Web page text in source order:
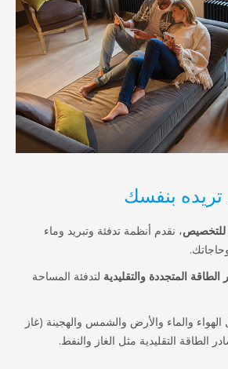
أنظمة تدفئة وتبريد وماء
والتقليديةلتدفئة المساحة
والأرض والشمس والهجينة (غاز
مثل الغاز والنفط.